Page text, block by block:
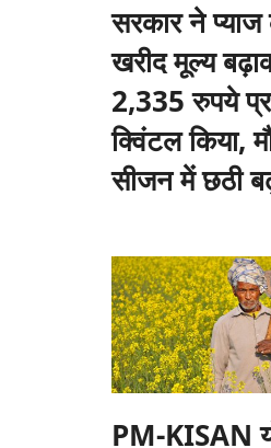
सरकार ने प्याज
खरीद मूल्य
2,335 रुपये
क्विंटल किया,
सीजन में छठी
PM-KISAN